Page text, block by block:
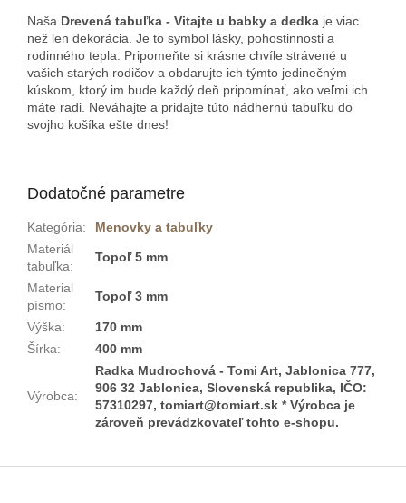
Naša Drevená tabuľka - Vitajte u babky a dedka je viac
než len dekorácia. Je to symbol lásky, pohostinnosti a
rodinného tepla. Pripomeňte si krásne chvíle strávené u
vašich starých rodičov a obdarujte ich týmto jedinečným
kúskom, ktorý im bude každý deň pripomínať, ako veľmi ich
máte radi. Neváhajte a pridajte túto nádhernú tabuľku do
svojho košíka ešte dnes!
Dodatočné parametre
Kategória:
Menovky a tabuľky
Materiál
tabuľka:
Topoľ 5 mm
Material
písmo:
Topoľ 3 mm
Výška:
170 mm
Šírka: 400 mm
Výrobca:
Radka Mudrochová - Tomi Art, Jablonica 777,
906 32 Jablonica, Slovenská republika, IČO:
57310297, tomiart@tomiart.sk * Výrobca je
zároveň prevádzkovateľ tohto e-shopu.